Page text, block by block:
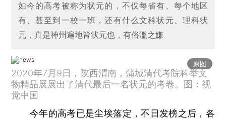
如今的高考被称为状元的，不仅每省有、每个地区
有、甚至到一校一班，还有什么文科状元、理科状
元，真是神州遍地皆状元也，有俗滥之嫌
原图
2020年7月9日，陕西渭南，蒲城清代考院科举文
物精品展展出了清代最后一名状元的考卷。图：视
觉中国
今年的高考已是尘埃落定，不日发榜之后，各